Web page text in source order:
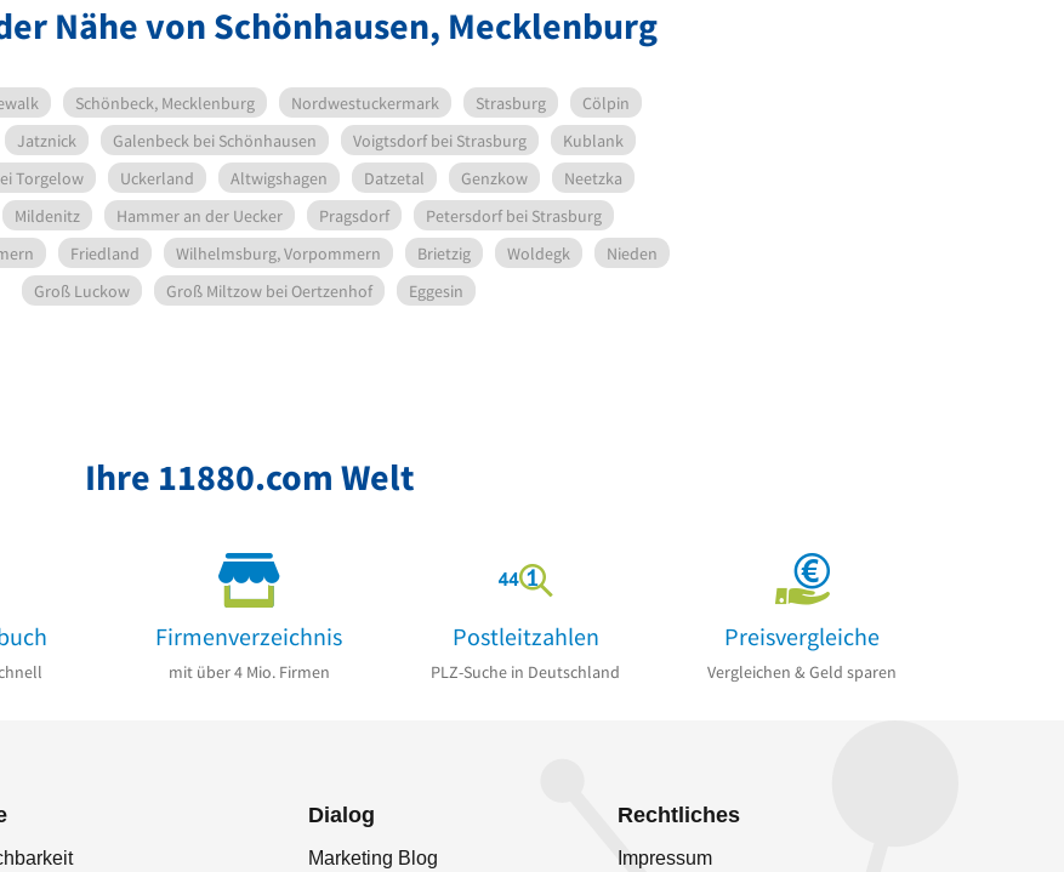
Nähe von Schönhausen, Mecklenburg
Schönbeck, Mecklenburg Nordwestuckermark Strasburg
Cölpin
Jatznick Galenbeck bei Schönhausen Voigtsdorf bei Strasburg
Kublank
Torgelow
Uckerland Altwigshagen Datzetal Genzkow
Neetzka
Mildenitz Hammer an der Uecker Pragsdorf
Petersdorf bei Strasburg
Friedland Wilhelmsburg, Vorpommern Brietzig Woldegk
Nieden
Groß Luckow
Groß Miltzow bei Oertzenhof Eggesin
Ihre 11880.com Welt
Firmenverzeichnis
mit über 4 Mio. Firmen
Postleitzahlen
PLZ-Suche in Deutschland
Preisvergleiche
Vergleichen & Geld sparen
Dialog
Marketing Blog
Rechtliches
Impressum